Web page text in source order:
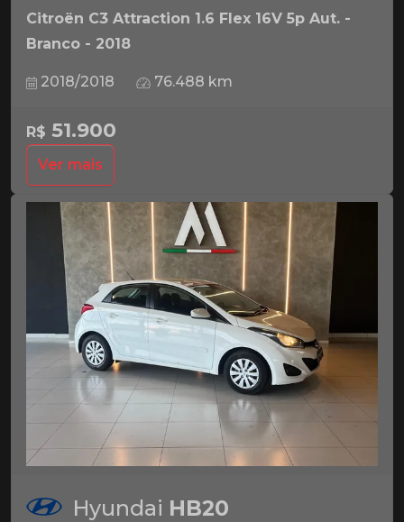
Citroën C3 Attraction 1.6 Flex 16V 5p Aut. -
Branco - 2018
2018/2018 76.488 km
R$ 51.900
Ver mais
Hyundai HB20